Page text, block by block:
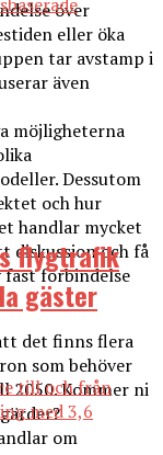
över
eller öka
tar avstamp i
även
möjligheterna
Dessutom
och hur
handlar mycket
och få
fast förbindelse
det finns flera
som behöver
2050. Kommer ni
om
flygtrafik
gäster
till och från
med 3,6